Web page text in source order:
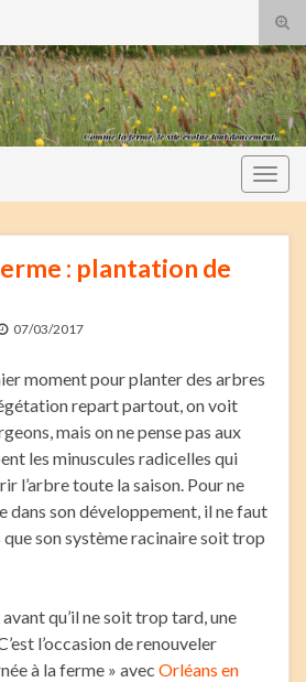
: plantation de
07/03/2017
moment pour planter des arbres
repart partout, on voit
mais on ne pense pas aux
les minuscules radicelles qui
l’arbre toute la saison. Pour ne
dans son développement, il ne faut
son système racinaire soit trop
qu’il ne soit trop tard, une
l’occasion de renouveler
à la ferme » avec Orléans en